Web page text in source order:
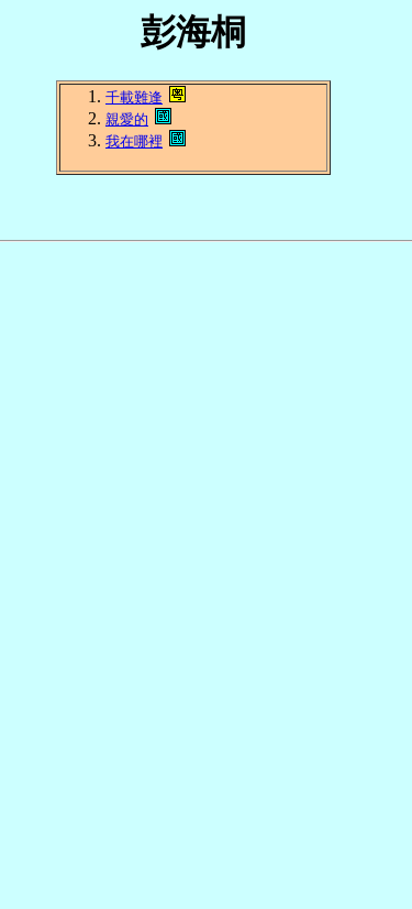
彭海桐
千載難逢
親愛的
我在哪裡